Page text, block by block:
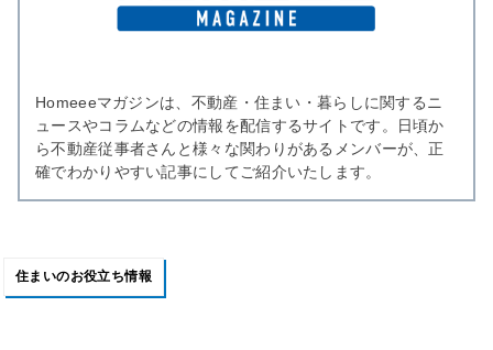
Homeeeマガジンは、不動産・住まい・暮らしに関するニ
ュースやコラムなどの情報を配信するサイトです。日頃か
ら不動産従事者さんと様々な関わりがあるメンバーが、正
確でわかりやすい記事にしてご紹介いたします。
住まいのお役立ち情報